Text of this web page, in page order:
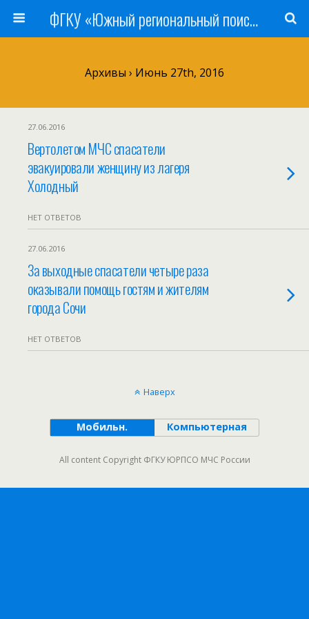
ФГКУ «Южный региональный поисково-спасательный отряд» МЧС России
Архивы › Июнь 27th, 2016
27.06.2016
Вертолетом МЧС спасатели
эвакуировали женщину из лагеря
Холодный
НЕТ ОТВЕТОВ
27.06.2016
За выходные спасатели четыре раза
оказывали помощь гостям и жителям
города Сочи
НЕТ ОТВЕТОВ
Наверх
Мобильн. Компьютерная
All content Copyright ФГКУ ЮРПСО МЧС России